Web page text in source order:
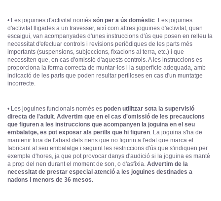
• Les joguines d'activitat només són per a ús domèstic. Les joguines
d'activitat lligades a un travesser, així com altres joguines d'activitat, quan
escaigui, van acompanyades d'unes instruccions d'ús que posen en relleu la
necessitat d'efectuar controls i revisions periòdiques de les parts més
importants (suspensions, subjeccions, fixacions al terra, etc.) i que
necessiten que, en cas d'omissió d'aquests controls. A les instruccions es
proporciona la forma correcta de muntar-los i la superfície adequada, amb
indicació de les parts que poden resultar perilloses en cas d'un muntatge
incorrecte.
• Les joguines funcionals només es poden utilitzar sota la supervisió
directa de l'adult. Advertim que en el cas d'omissió de les precaucions
que figuren a les instruccions que acompanyen la joguina en el seu
embalatge, es pot exposar als perills que hi figuren. La joguina s'ha de
mantenir fora de l'abast dels nens que no figurin a l'edat que marca el
fabricant al seu embalatge i seguint les restriccions d'ús que s'indiquen per
exemple d'hores, ja que pot provocar danys d'audició si la joguina es manté
a prop del nen durant el moment de son, o d'asfíxia. Advertim de la
necessitat de prestar especial atenció a les joguines destinades a
nadons i menors de 36 mesos.